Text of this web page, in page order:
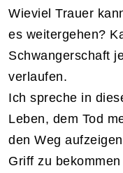
Wieviel Trauer
es weitergehen?
Schwangerschaft
verlaufen.
Ich spreche in
Leben, dem Tod
den Weg
Griff zu